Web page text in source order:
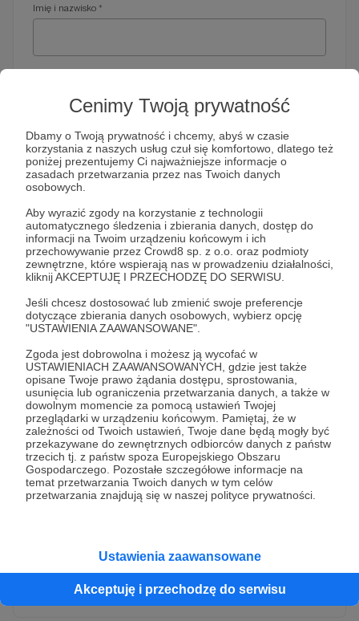
Cenimy Twoją prywatność
Dbamy o Twoją prywatność i chcemy, abyś w czasie
korzystania z naszych usług czuł się komfortowo, dlatego też
poniżej prezentujemy Ci najważniejsze informacje o
zasadach przetwarzania przez nas Twoich danych
osobowych.
Aby wyrazić zgody na korzystanie z technologii
automatycznego śledzenia i zbierania danych, dostęp do
informacji na Twoim urządzeniu końcowym i ich
przechowywanie przez Crowd8 sp. z o.o. oraz podmioty
zewnętrzne, które wspierają nas w prowadzeniu działalności,
kliknij AKCEPTUJĘ I PRZECHODZĘ DO SERWISU.
Jeśli chcesz dostosować lub zmienić swoje preferencje
dotyczące zbierania danych osobowych, wybierz opcję
"USTAWIENIA ZAAWANSOWANE".
Zgoda jest dobrowolna i możesz ją wycofać w
USTAWIENIACH ZAAWANSOWANYCH, gdzie jest także
opisane Twoje prawo żądania dostępu, sprostowania,
usunięcia lub ograniczenia przetwarzania danych, a także w
dowolnym momencie za pomocą ustawień Twojej
przeglądarki w urządzeniu końcowym. Pamiętaj, że w
zależności od Twoich ustawień, Twoje dane będą mogły być
przekazywane do zewnętrznych odbiorców danych z państw
trzecich tj. z państw spoza Europejskiego Obszaru
Gospodarczego. Pozostałe szczegółowe informacje na
temat przetwarzania Twoich danych w tym celów
przetwarzania znajdują się w naszej polityce prywatności.
Ustawienia zaawansowane
Akceptuję i przechodzę do serwisu
Imię i nazwisko *
Telefon *
dodatkowe pytania
Treść wiadomości *
* Wyrażam zgodę na przetwarzanie moich danych
osobowych przez Patronite
Administratorem Twoich danych osobowych jest Crowd8 sp. z o.o.
z siedziba w Warszawie, ul. Żwirki i Wigury 16, 02-092 Warszawa.
Twoje dane osobowe będą przetwarzane w szczególności w celu
wykonania umowy zawartej z Tobą, w tym do umożliwienia
Gwarantujemy spełnienie wszystkich Twoich praw wynikających
z ogólnego rozporządzenia o ochronie danych, tj. prawo dostępu,
sprostowania oraz usunięcia Twoich danych, ograniczenia ich
rozwiń zgodę
Wyślij zgłoszenie